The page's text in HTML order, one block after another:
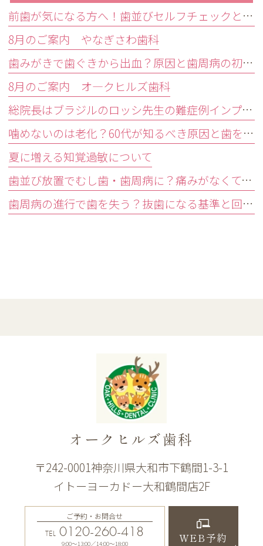
前歯が気になる方へ！歯並びセルフチェックと治療が必要な目安
8月のご案内 やなぎさわ歯科
歯みがきで歯ぐきから出血？原因と歯周病の初期症状・受診目安を解説
8月のご案内 オ―クヒルズ歯科
総院長はブラジルのロッシ先生の難症例インプラントオペ研修会に参加しました。
噛めないのは老化？60代が知るべき原因と歯を残す精密治療
夏に増える知覚過敏について
歯並び放置でむし歯・歯周病に？痛みがなくても受診すべきサイン
歯周病の進行で歯を失う？抜歯になる基準と回避する3つの予防法
オークヒルズ歯科
〒242-0001神奈川県大和市下鶴間1-3-1
イトーヨーカドー大和鶴間店2F
ご予約・お問合せ
TEL 0120-260-418
9:00〜13:00／14:00〜18:00
WEB予約